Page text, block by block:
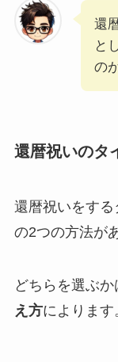
還
と
の
還暦祝いのタ
還暦祝いをす
の2つの方法が
どちらを選ぶか
え方によります